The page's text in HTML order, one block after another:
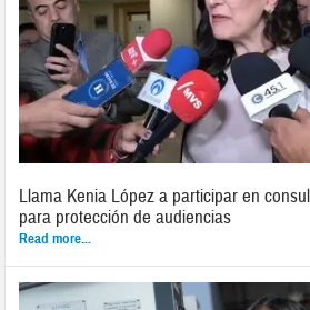
Llama Kenia López a participar en
para protección de audiencias
Read more...